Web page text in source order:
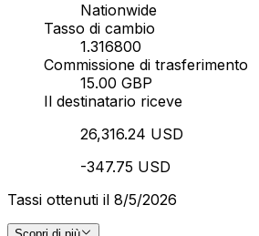
Nationwide
Tasso di cambio
1.316800
Commissione di trasferimento
15.00 GBP
Il destinatario riceve
26,316.24 USD
-347.75 USD
Tassi ottenuti il 8/5/2026